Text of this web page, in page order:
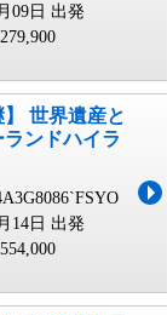
09日 出発
】 世界遺産と
ンドハイラ
14日 出発